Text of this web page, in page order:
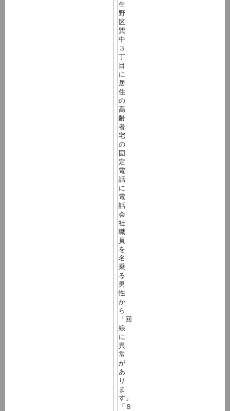
生
野
区
巽
中
３
丁
目
に
居
住
の
高
齢
者
宅
の
固
定
電
話
に
電
話
会
社
職
員
を
名
乗
る
男
性
か
ら
「回
線
に
異
常
が
あ
り
ま
す」
「８